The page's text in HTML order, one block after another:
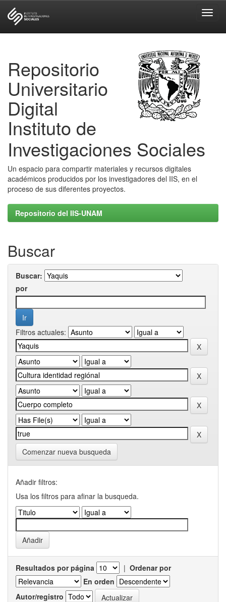
Repositorio
Universitario
Digital
Instituto de
Investigaciones Sociales
Un espacio para compartir materiales y recursos digitales
académicos producidos por los investigadores del IIS, en el
proceso de sus diferentes proyectos.
Repositorio del IIS-UNAM
Buscar
Buscar:
por
Filtros actuales:
Comenzar nueva busqueda
Añadir filtros:
Usa los filtros para afinar la busqueda.
Resultados por página | Ordenar por
En orden
Autor/registro